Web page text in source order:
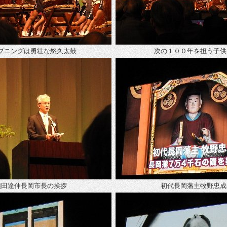
ニングは勇壮な悠久太鼓 次の１００年を担う子
達伸長岡市長の挨拶 初代長岡藩主牧野忠